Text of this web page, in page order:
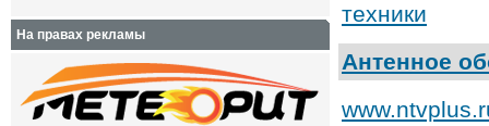
техники
Антенное
На правах рекламы